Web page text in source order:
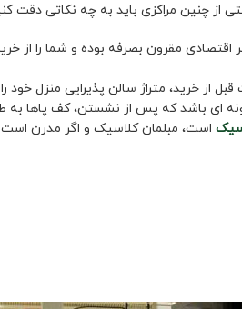
از چنین مراکزی باید به چه نکاتی دقت
اقتصادی مقرون بصرفه بوده و شما را
خرید، متراژ سالن پذیرایی منزل خود را
ای باشد که پس از نشستن، کف پاها به
است، مبلمان کلاسیک و اگر مدرن است